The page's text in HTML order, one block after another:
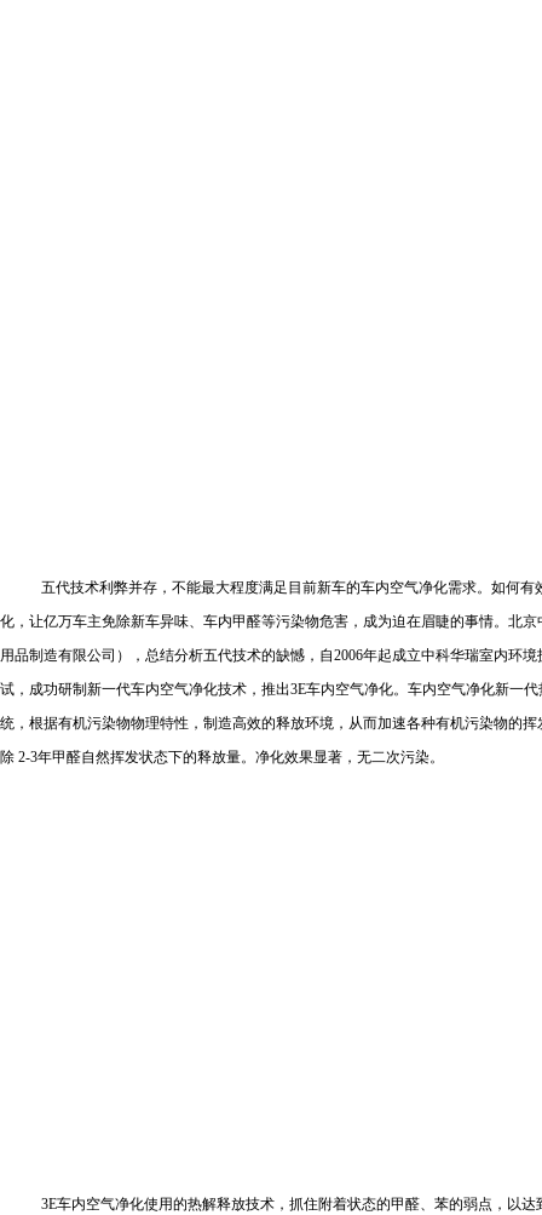
五代技术利弊并存，不能最大程度满足目前新车的车内空气净化需求。如何
化，让亿万车主免除新车异味、车内甲醛等污染物危害，成为迫在眉睫的事情。北
用品制造有限公司），总结分析五代技术的缺憾，自2006年起成立中科华瑞室内环
试，成功研制新一代车内空气净化技术，推出3E车内空气净化。车内空气净化新一
统，根据有机污染物物理特性，制造高效的释放环境，从而加速各种有机污染物的挥
除 2-3年甲醛自然挥发状态下的释放量。净化效果显著，无二次污染。
3E车内空气净化使用的热解释放技术，抓住附着状态的甲醛、苯的弱点，以